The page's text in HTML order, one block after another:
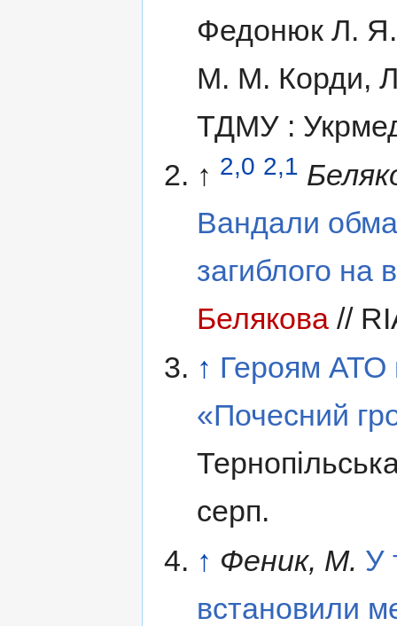
Федонюк Л.
М. М. Корди,
ТДМУ :
↑ 2,0 2,1
Вандали
загиблого на
Белякова//
↑ Героям АТО
«Почесний
серп.
↑ Феник, М. У
встановили